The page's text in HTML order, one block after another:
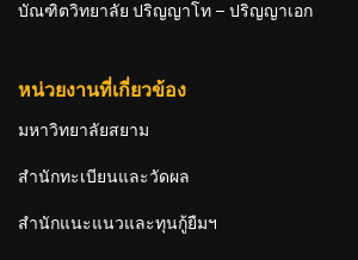
บัณฑิตวิทยาลัย ปริญญาโท – ปริญญาเอก
หน่วยงานที่เกี่ยวข้อง
มหาวิทยาลัยสยาม
สำนักทะเบียนและวัดผล
สำนักแนะแนวและทุนกู้ยืมฯ